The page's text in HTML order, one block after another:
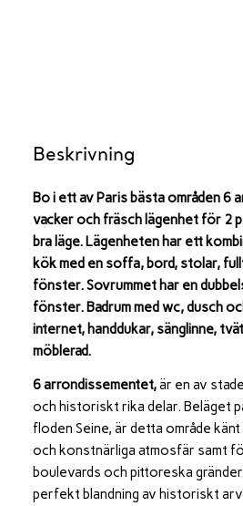
Beskrivning
Bo i ett av Paris bästa områden 6
vacker och fräsch lägenhet för 2
bra läge. Lägenheten har ett
kök med en soffa, bord, stolar,
fönster. Sovrummet har en
fönster. Badrum med wc, dusch
internet, handdukar, sänglinne,
möblerad.
6 arrondissementet,är en av
och historiskt rika delar. Beläget
floden Seine, är detta område
och konstnärliga atmosfär samt
boulevards och pittoreska
perfekt blandning av historiskt